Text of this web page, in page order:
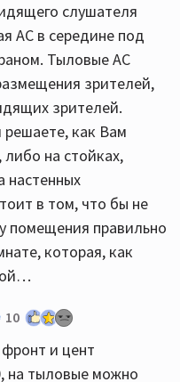
слушателя
АС в середине под
Тыловые АС
зрителей,
зрителей.
как Вам
на стойках,
настенных
в том, что бы не
помещения правильно
которая, как
10
и цент
на тыловые можно